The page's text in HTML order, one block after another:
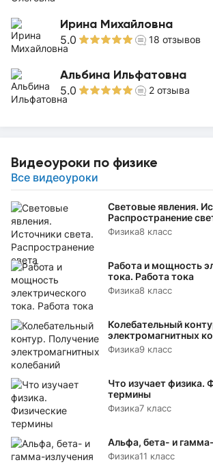
Ирина Михайловна
5.0 18 отзывов
Альбина Ильфатовна
5.0 2 отзыва
Видеоуроки по физике
Все видеоуроки
Световые явления.
Распространение
Физика8 класс
Работа и мощность
тока. Работа тока
Физика8 класс
Колебательный
электромагнитных
Физика9 класс
Что изучает физика.
термины
Физика7 класс
Альфа, бета- и
Физика11 класс